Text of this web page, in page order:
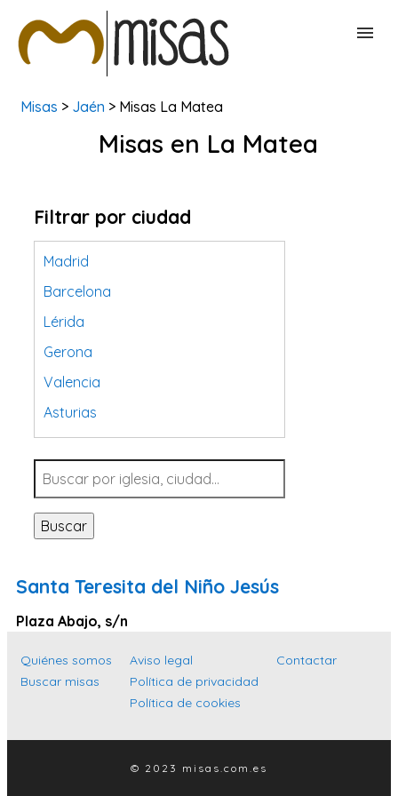
BUSCAR MISAS
Misas > Jaén > Misas La Matea
Misas en La Matea
Filtrar por ciudad
Madrid
Barcelona
Lérida
Gerona
Valencia
Asturias
Tarragona
Navarra
Valladolid
Sevilla
Santa Cruz de Tenerife
Cantabria
Islas Baleares
Las Palmas
Alicante
Buscar
Santa Teresita del Niño Jesús
Plaza Abajo, s/n
Quiénes somos
Buscar misas
Aviso legal
Política de privacidad
Política de cookies
Contactar
© 2023 misas.com.es